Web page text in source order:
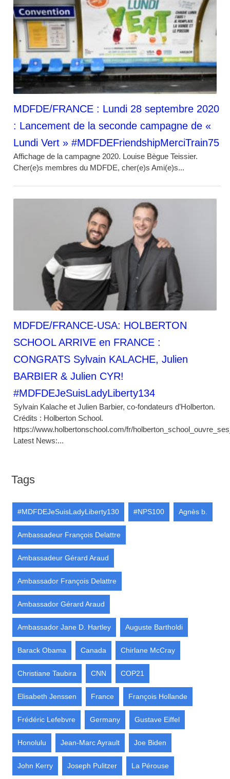
MDFDE/FRANCE : Lundi 28 septembre 2020
: Lancement de la seconde campagne de «
Lundi Vert » #MDFDEFriendshipMerciTrain75
Affichage de la campagne 2020. Louise Bègue Teissier.
Cher(e)s membres du MDFDE, cher(e)s Ami(e)s...
MDFDE/FRANCE-USA: HOLBERTON
SCHOOL ARRIVE en FRANCE :
CONGRATS Sylvain KALACHE, Julien
BARBIER & Julien CYR!
#MDFDEJeSuisLadyLiberty134
Sylvain Kalache et Julien Barbier, co-fondateurs d’Holberton.
Crédits : Holberton School.
https://www.holbertonschool.com/fr/
Latest News:...
Tags
#MDFDEJeSuisLadyLiberty130 #NPS100 Agnès b.
Ambassadeur François Delattre
Ambassadeur Gérard Araud
Ambassador François Delattre
Ambassador Gérard Araud
Ambassador Jane D. Hartley Auguste Bartholdi
Barack Obama Canada Chirlane McCray
Christiane Taubira CNN COP21
Elisabeth Jenssen France François Hollande
Frédéric Lefebvre Germany Gustave Eiffel
Honolulu Jean-Marc Ayrault Joe Biden
John Kerry Joseph Pulitzer La Pérouse